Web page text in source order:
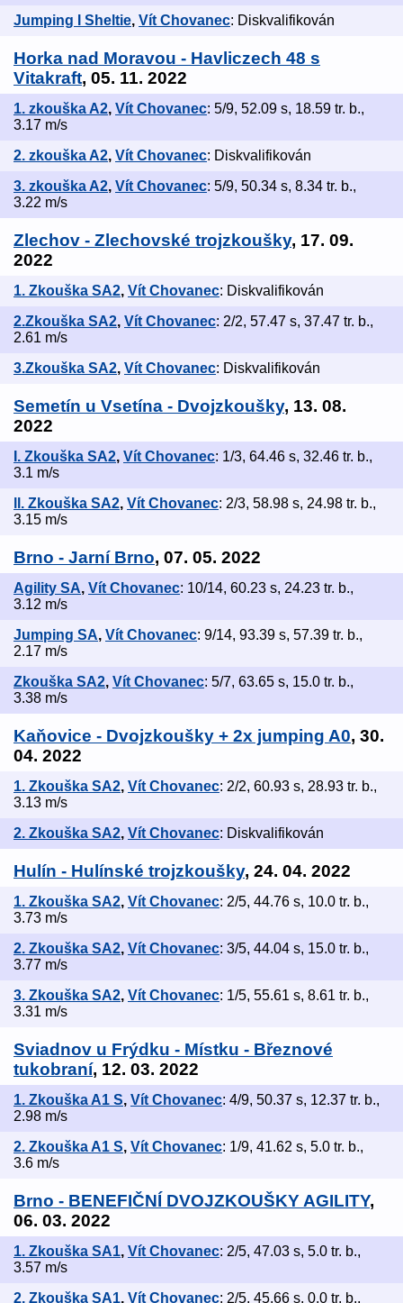
Jumping I Sheltie, Vít Chovanec: Diskvalifikován
Horka nad Moravou - Havliczech 48 s
Vitakraft, 05. 11. 2022
1. zkouška A2, Vít Chovanec: 5/9, 52.09 s, 18.59 tr. b.,
3.17 m/s
2. zkouška A2, Vít Chovanec: Diskvalifikován
3. zkouška A2, Vít Chovanec: 5/9, 50.34 s, 8.34 tr. b.,
3.22 m/s
Zlechov - Zlechovské trojzkoušky, 17. 09.
2022
1. Zkouška SA2, Vít Chovanec: Diskvalifikován
2.Zkouška SA2, Vít Chovanec: 2/2, 57.47 s, 37.47 tr. b.,
2.61 m/s
3.Zkouška SA2, Vít Chovanec: Diskvalifikován
Semetín u Vsetína - Dvojzkoušky, 13. 08.
2022
I. Zkouška SA2, Vít Chovanec: 1/3, 64.46 s, 32.46 tr. b.,
3.1 m/s
ll. Zkouška SA2, Vít Chovanec: 2/3, 58.98 s, 24.98 tr. b.,
3.15 m/s
Brno - Jarní Brno, 07. 05. 2022
Agility SA, Vít Chovanec: 10/14, 60.23 s, 24.23 tr. b.,
3.12 m/s
Jumping SA, Vít Chovanec: 9/14, 93.39 s, 57.39 tr. b.,
2.17 m/s
Zkouška SA2, Vít Chovanec: 5/7, 63.65 s, 15.0 tr. b.,
3.38 m/s
Kaňovice - Dvojzkoušky + 2x jumping A0, 30.
04. 2022
1. Zkouška SA2, Vít Chovanec: 2/2, 60.93 s, 28.93 tr. b.,
3.13 m/s
2. Zkouška SA2, Vít Chovanec: Diskvalifikován
Hulín - Hulínské trojzkoušky, 24. 04. 2022
1. Zkouška SA2, Vít Chovanec: 2/5, 44.76 s, 10.0 tr. b.,
3.73 m/s
2. Zkouška SA2, Vít Chovanec: 3/5, 44.04 s, 15.0 tr. b.,
3.77 m/s
3. Zkouška SA2, Vít Chovanec: 1/5, 55.61 s, 8.61 tr. b.,
3.31 m/s
Sviadnov u Frýdku - Místku - Březnové
tukobraní, 12. 03. 2022
1. Zkouška A1 S, Vít Chovanec: 4/9, 50.37 s, 12.37 tr. b.,
2.98 m/s
2. Zkouška A1 S, Vít Chovanec: 1/9, 41.62 s, 5.0 tr. b.,
3.6 m/s
Brno - BENEFIČNÍ DVOJZKOUŠKY AGILITY,
06. 03. 2022
1. Zkouška SA1, Vít Chovanec: 2/5, 47.03 s, 5.0 tr. b.,
3.57 m/s
2. Zkouška SA1, Vít Chovanec: 2/5, 45.66 s, 0.0 tr. b.,